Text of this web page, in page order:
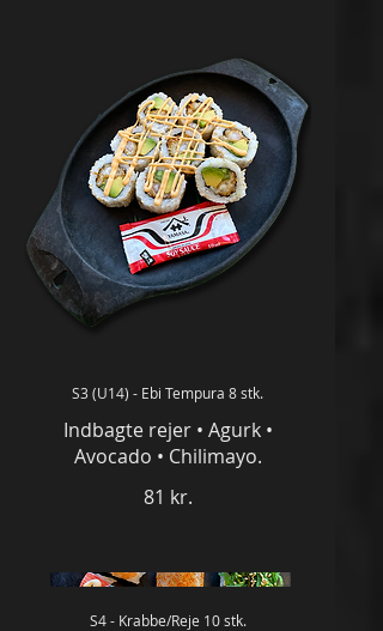
S3 (U14) - Ebi Tempura 8 stk.
Indbagte rejer • Agurk •
Avocado • Chilimayo.
81 kr.
S4 - Krabbe/Reje 10 stk.